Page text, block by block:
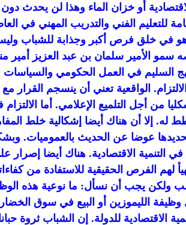
أو خزان الماء وهذا لن يحدث
للتعليم الفني والتدريب
هو في خلق فرص أكبر وجذابة للشباب
الأمير سلمان بن عبد العزيز أمير
السليم في العمل الحكومي
والالتزام. الواقعية تعني أن ينسجم
من أجل التلميع الإعلامي. أما
له. إلا أن هناك أيضا إشكالية خلط
عوضا عن الحديث بالعموميات.
في التنمية الاقتصادية. هناك أيضا
لهم الفرص الحقيقية للاستفادة من
يجب أن نسأل: ما نوعية هذه
وظيفة الليموزين أو البيع في سوق
الاقتصادية للدولة. إن الشباب ثروة